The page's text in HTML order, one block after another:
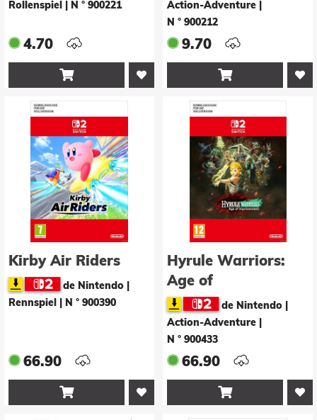
Rollenspiel N ° 900221
4.70

Action-Adventure
N ° 900212
9.70

Kirby Air Riders
de Nintendo |
Rennspiel
N ° 900390
66.90

Hyrule Warriors:
Age of
Imprisonment
de Nintendo |
Action-Adventure
N ° 900433
66.90
